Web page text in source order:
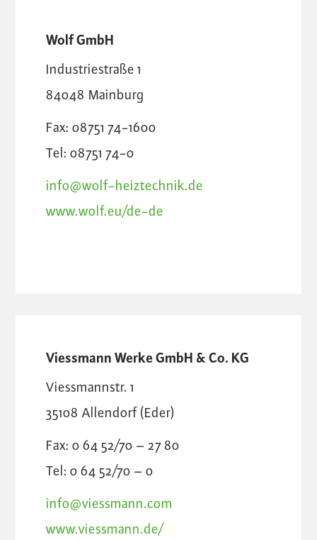
Wolf GmbH
Industriestraße 1
84048 Mainburg
Fax: 08751 74-1600
Tel: 08751 74-0
info@wolf-heiztechnik.de
www.wolf.eu/de-de
Viessmann Werke GmbH & Co. KG
Viessmannstr. 1
35108 Allendorf (Eder)
Fax: 0 64 52/70 – 27 80
Tel: 0 64 52/70 – 0
info@viessmann.com
www.viessmann.de/